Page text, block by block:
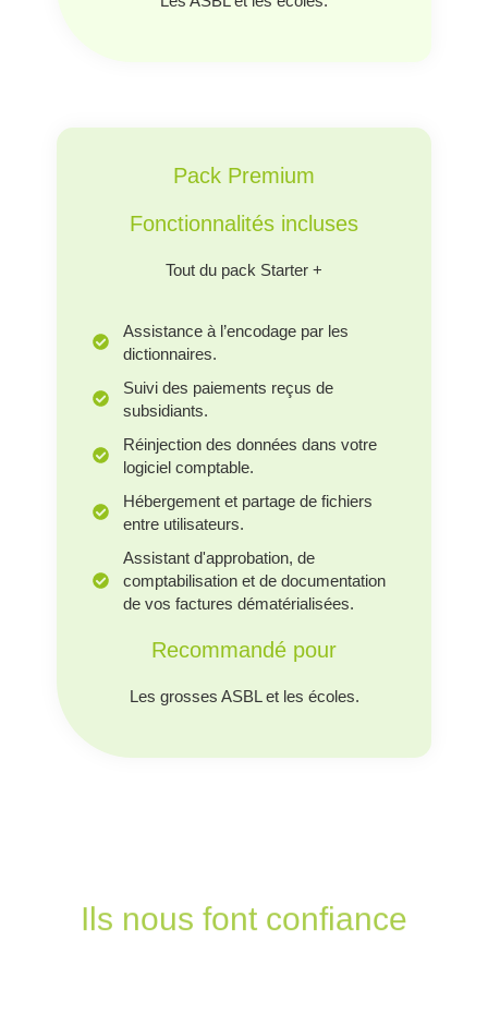
Pack Premium
Fonctionnalités incluses
Tout du pack Starter +
Assistance à l’encodage par les
dictionnaires.
Suivi des paiements reçus de
subsidiants.
Réinjection des données dans votre
logiciel comptable.
Hébergement et partage de fichiers
entre utilisateurs.
Assistant d'approbation, de
comptabilisation et de documentation
de vos factures dématérialisées.
Recommandé pour
Les grosses ASBL et les écoles.
Ils nous font confiance